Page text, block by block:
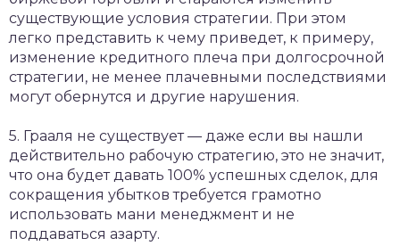
существующие условия стратегии. При этом
легко представить к чему приведет, к примеру,
изменение кредитного плеча при долгосрочной
стратегии, не менее плачевными последствиями
могут обернутся и другие нарушения.
5. Грааля не существует — даже если вы нашли
действительно рабочую стратегию, это не значит,
что она будет давать 100% успешных сделок, для
сокращения убытков требуется грамотно
использовать мани менеджмент и не
поддаваться азарту.